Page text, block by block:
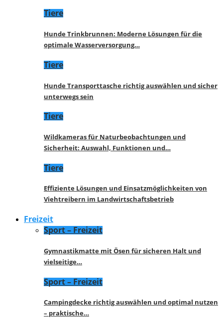
Tiere
Hunde Trinkbrunnen: Moderne Lösungen für die
optimale Wasserversorgung…
Tiere
Hunde Transporttasche richtig auswählen und sicher
unterwegs sein
Tiere
Wildkameras für Naturbeobachtungen und
Sicherheit: Auswahl, Funktionen und…
Tiere
Effiziente Lösungen und Einsatzmöglichkeiten von
Viehtreibern im Landwirtschaftsbetrieb
Freizeit
Sport – Freizeit
Gymnastikmatte mit Ösen für sicheren Halt und
vielseitige…
Sport – Freizeit
Campingdecke richtig auswählen und optimal nutzen
– praktische…